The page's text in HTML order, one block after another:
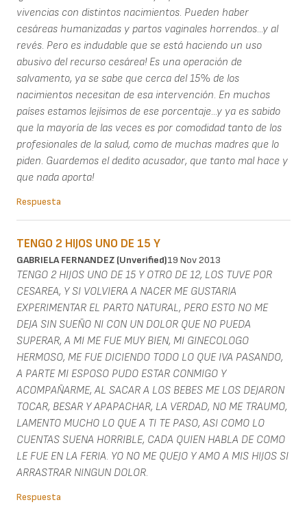
vivencias con distintos nacimientos. Pueden haber
cesáreas humanizadas y partos vaginales horrendos...y al
revés. Pero es indudable que se está haciendo un uso
abusivo del recurso cesárea! Es una operación de
salvamento, ya se sabe que cerca del 15% de los
nacimientos necesitan de esa intervención. En muchos
países estamos lejísimos de ese porcentaje...y ya es sabido
que la mayoría de las veces es por comodidad tanto de los
profesionales de la salud, como de muchas madres que lo
piden. Guardemos el dedito acusador, que tanto mal hace y
que nada aporta!
Respuesta
TENGO 2 HIJOS UNO DE 15 Y
GABRIELA FERNANDEZ (unverified)19 Nov 2013
TENGO 2 HIJOS UNO DE 15 Y OTRO DE 12, LOS TUVE POR
CESAREA, Y SI VOLVIERA A NACER ME GUSTARIA
EXPERIMENTAR EL PARTO NATURAL, PERO ESTO NO ME
DEJA SIN SUEÑO NI CON UN DOLOR QUE NO PUEDA
SUPERAR, A MI ME FUE MUY BIEN, MI GINECOLOGO
HERMOSO, ME FUE DICIENDO TODO LO QUE IVA PASANDO,
A PARTE MI ESPOSO PUDO ESTAR CONMIGO Y
ACOMPAÑARME, AL SACAR A LOS BEBES ME LOS DEJARON
TOCAR, BESAR Y APAPACHAR, LA VERDAD, NO ME TRAUMO,
LAMENTO MUCHO LO QUE A TI TE PASO, ASI COMO LO
CUENTAS SUENA HORRIBLE, CADA QUIEN HABLA DE COMO
LE FUE EN LA FERIA. YO NO ME QUEJO Y AMO A MIS HIJOS SI
ARRASTRAR NINGUN DOLOR.
Respuesta